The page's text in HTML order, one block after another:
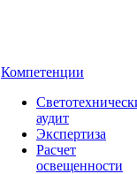
Компетенции
аудит
Экспертиза
Расчет
освещенности